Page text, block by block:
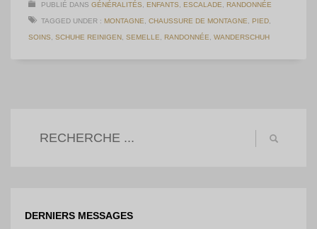
PUBLIÉ DANS GÉNÉRALITÉS, ENFANTS, ESCALADE, RANDONNÉE
TAGGED UNDER : MONTAGNE, CHAUSSURE DE MONTAGNE, PIED,
SOINS, SCHUHE REINIGEN, SEMELLE, RANDONNÉE, WANDERSCHUH
DERNIERS MESSAGES